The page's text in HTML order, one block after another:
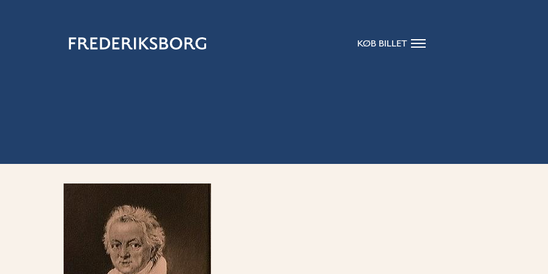
KØB BILLET